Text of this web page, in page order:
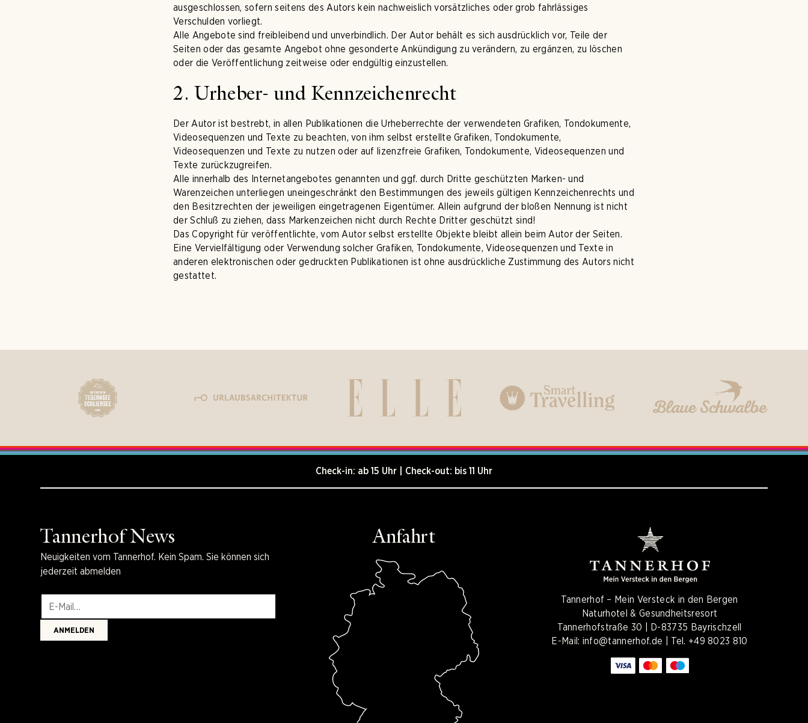
ausgeschlossen, sofern seitens des Autors kein nachweislich vorsätzliches oder grob fahrlässiges
Verschulden vorliegt.
Alle Angebote sind freibleibend und unverbindlich. Der Autor behält es sich ausdrücklich vor, Teile der
Seiten oder das gesamte Angebot ohne gesonderte Ankündigung zu verändern, zu ergänzen, zu löschen
oder die Veröffentlichung zeitweise oder endgültig einzustellen.
2. Urheber- und Kennzeichenrecht
Der Autor ist bestrebt, in allen Publikationen die Urheberrechte der verwendeten Grafiken, Tondokumente,
Videosequenzen und Texte zu beachten, von ihm selbst erstellte Grafiken, Tondokumente,
Videosequenzen und Texte zu nutzen oder auf lizenzfreie Grafiken, Tondokumente, Videosequenzen und
Texte zurückzugreifen.
Alle innerhalb des Internetangebotes genannten und ggf. durch Dritte geschützten Marken- und
Warenzeichen unterliegen uneingeschränkt den Bestimmungen des jeweils gültigen Kennzeichenrechts und
den Besitzrechten der jeweiligen eingetragenen Eigentümer. Allein aufgrund der bloßen Nennung ist nicht
der Schluß zu ziehen, dass Markenzeichen nicht durch Rechte Dritter geschützt sind!
Das Copyright für veröffentlichte, vom Autor selbst erstellte Objekte bleibt allein beim Autor der Seiten.
Eine Vervielfältigung oder Verwendung solcher Grafiken, Tondokumente, Videosequenzen und Texte in
anderen elektronischen oder gedruckten Publikationen ist ohne ausdrückliche Zustimmung des Autors nicht
gestattet.
Check-in: ab 15 Uhr | Check-out: bis 11 Uhr
Tannerhof News
Neuigkeiten vom Tannerhof. Kein Spam. Sie können sich
jederzeit abmelden
Anfahrt
Tannerhof – Mein Versteck in den Bergen
Naturhotel & Gesundheitsresort
Tannerhofstraße 30 | D-83735 Bayrischzell
E-Mail: info@tannerhof.de | Tel. +49 8023 810